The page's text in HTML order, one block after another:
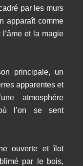
par les murs
apparaît comme
et la magie
principale, un
apparentes et
atmosphère
l’on se sent
ouverte et îlot
par le bois,